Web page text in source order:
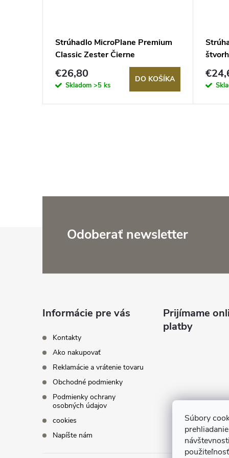
Súbory
Strúhadlo MicroPlane Premium
Classic Zester Čierne
€26,80
Skladom >5 ks
DO KOŠÍKA
cm
Odoberať newsletter
Informácie pre vás
Kontakty
Ako nakupovať
Reklamácie a vrátenie tovaru
Obchodné podmienky
Podmienky ochrany
osobných údajov
cookies
Napíšte nám
Prijímame
platby